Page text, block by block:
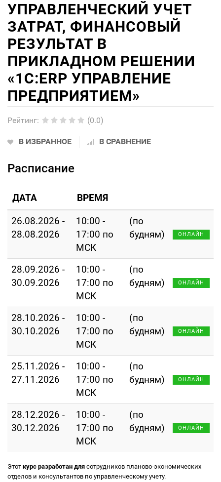
УПРАВЛЕНЧЕСКИЙ УЧЕТ
ЗАТРАТ, ФИНАНСОВЫЙ
РЕЗУЛЬТАТ В
ПРИКЛАДНОМ РЕШЕНИИ
«1С:ERP УПРАВЛЕНИЕ
ПРЕДПРИЯТИЕМ»
Рейтинг: (0.0)
В ИЗБРАННОЕ В СРАВНЕНИЕ
Расписание
ДАТА ВРЕМЯ
26.08.2026 -
28.08.2026
10:00 -
17:00 по
МСК
(по
будням)
ОНЛАЙН
28.09.2026 -
30.09.2026
10:00 -
17:00 по
МСК
(по
будням)
ОНЛАЙН
28.10.2026 -
30.10.2026
10:00 -
17:00 по
МСК
(по
будням)
ОНЛАЙН
25.11.2026 -
27.11.2026
10:00 -
17:00 по
МСК
(по
будням)
ОНЛАЙН
28.12.2026 -
30.12.2026
10:00 -
17:00 по
МСК
(по
будням)
ОНЛАЙН
Этот курс разработан для сотрудников планово-экономических
отделов и консультантов по управленческому учету.